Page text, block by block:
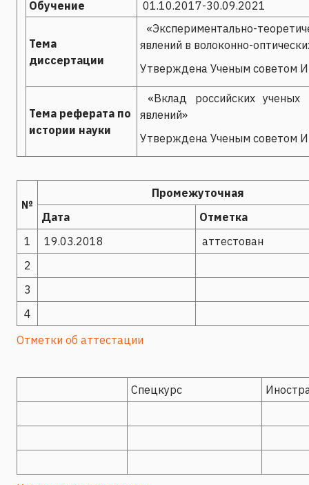
Обучение
01.10.2017-30.09.2021
Тема
диссертации
«Экспериментально-
явлений в волоконно-
Утверждена Ученым советом
Тема реферата по
истории науки
«Вклад российских ученых
явлений»
Утверждена Ученым советом
Отметки об аттестации
№
Промежуточная
Дата
Отметка
1
19.03.2018
аттестован
2
3
4
Спецкурс